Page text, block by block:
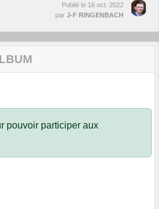
Publié le 16 oct. 2022
par J-F RINGENBACH
pouvoir participer aux